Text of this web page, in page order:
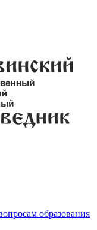
образования